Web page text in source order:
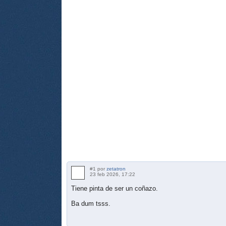
#1 por zetatron
23 feb 2026, 17:22
Tiene pinta de ser un coñazo.
Ba dum tsss.